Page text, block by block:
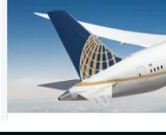
Khám phá